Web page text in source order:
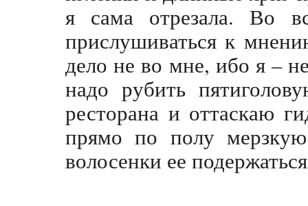
я сама отрезала. Во
прислушиваться к
дело не во мне, ибо я –
надо рубить
ресторана и оттаскаю
прямо по полу
волосенки ее